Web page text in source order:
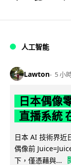
人工智能
Lawton 5 小
日本偶像
直播系統
日本 AI 技術界近
偶像前
下，僅憑藉與...